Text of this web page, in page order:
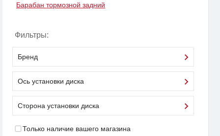
Барабан тормозной задний
Фильтры:
Бренд
Ось установки диска
Сторона установки диска
Только наличие вашего магазина